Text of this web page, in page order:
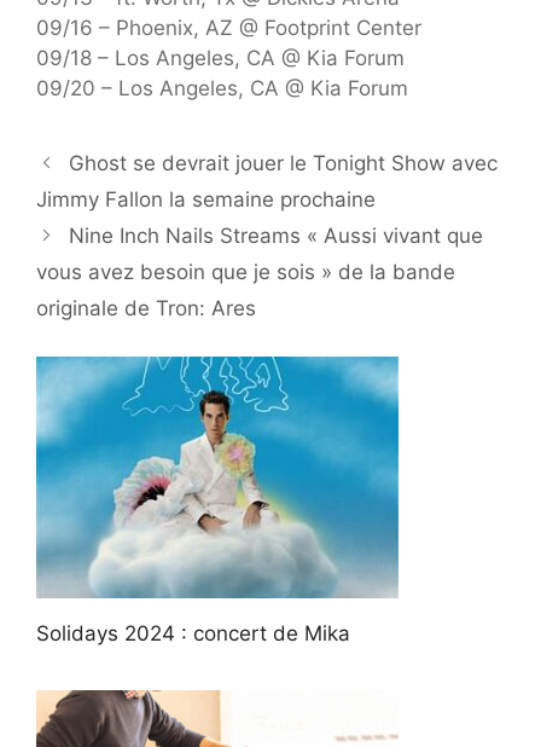
09/16 – Phoenix, AZ @ Footprint Center
09/18 – Los Angeles, CA @ Kia Forum
09/20 – Los Angeles, CA @ Kia Forum
Ghost se devrait jouer le Tonight Show avec
Jimmy Fallon la semaine prochaine
Nine Inch Nails Streams « Aussi vivant que
vous avez besoin que je sois » de la bande
originale de Tron: Ares
Solidays 2024 : concert de Mika